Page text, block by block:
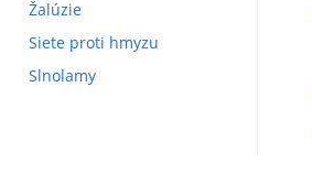
Žalúzie
Siete proti hmyzu
Slnolamy